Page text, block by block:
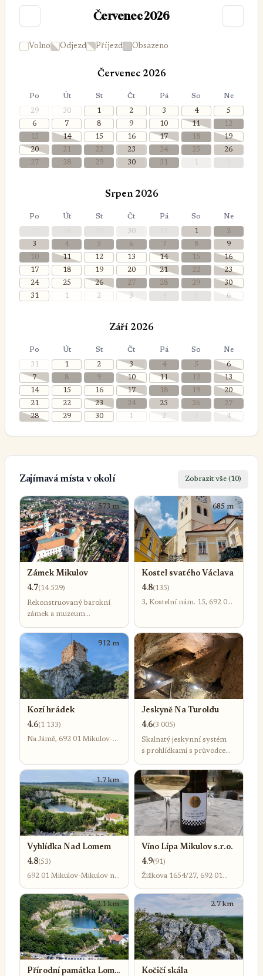
Červenec 2026
Volno Odjezd Příjezd Obsazeno
Červenec 2026
Po Út St Čt Pá So Ne
29 30 1 2 3 4
5
6
7 8 9 10 11
12
13
14 15 16 17 18
19
20
21 22 23 24 25
26
27
28 29 30 31 1
Srpen 2026
Po Út St Čt Pá So Ne
30 1
2
3
4 5 6 7 8
9
10
11 12 13 14 15
16
17
18 19 20 21 22
23
24
25 26 27 28 29
30
31
1 2 3 6
Září 2026
Po Út St Čt Pá So Ne
31 1 2 3 4 5
6
7
8 9 10 11 12
13
14
15 16 17 18 19
20
21
22 23 24 25 26
27
28
29 30 1 2 4
Zajímavá místa v okolí Zobrazit vše (10)
573 m
Zámek Mikulov
4.7(14 529)
Rekonstruovaný barokní
zámek a muzeum
kostýmy, výtvarné umění
a vinařskou galerii.
685 m
Kostel svatého Václava
4.8(135)
3, Kostelní nám. 15, 692 01
912 m
Kozí hrádek
4.6(1 133)
Na Jámě, 692 01 Mikulov-
1.5 km
Jeskyně Na Turoldu
4.6(3 005)
Skalnatý jeskynní systém
s prohlídkami s průvodcem
v podzemních síních
i chodbách.
1.7 km
Vyhlídka Nad Lomem
4.8(53)
692 01 Mikulov-Mikulov na
1.9 km
Víno Lípa Mikulov s.r.o.
4.9(91)
Žižkova 1654/27, 692 01
2.1 km
Přírodní památka Lom
2.7 km
Kočičí skála